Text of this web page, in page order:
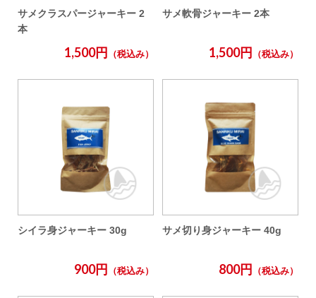
サメクラスパージャーキー 2
本
1,500円 （税込み）
サメ軟骨ジャーキー 2本
1,500円 （税込み）
シイラ身ジャーキー 30g
900円 （税込み）
サメ切り身ジャーキー 40g
800円 （税込み）